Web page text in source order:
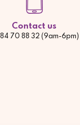
Contact us
70 88 32 (9am-6pm)